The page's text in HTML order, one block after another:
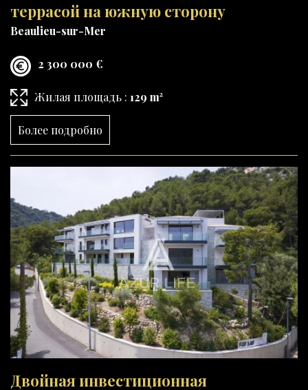
террасой на южную сторону
Beaulieu-sur-Mer
2 300 000 €
Жилая площадь : 129 m²
Более подробно
Двойная инвестиционная